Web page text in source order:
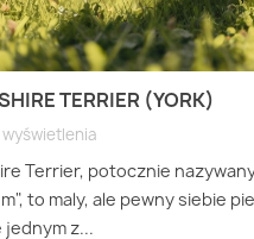
TERRIER (YORK)
wyświetlenia
Terrier, potocznie
to maly, ale pewny siebie
jednym z...